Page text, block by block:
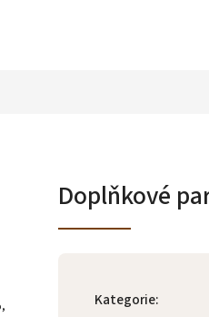
Doplňkové
Kategorie: